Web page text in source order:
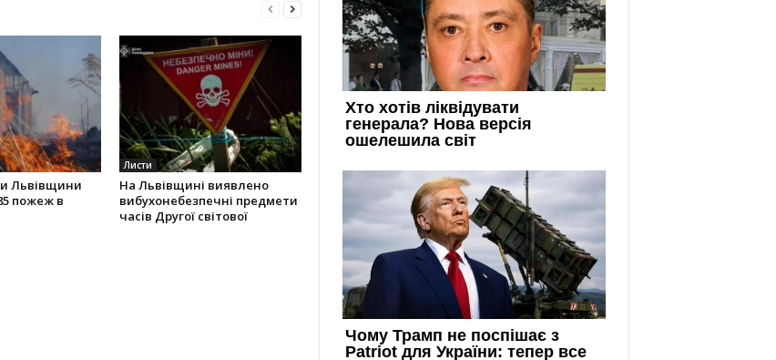
Львівщини
пожеж в
Листи
На Львівщині виявлено
вибухонебезпечні предмети
часів Другої світової